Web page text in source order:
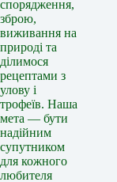
спорядження,
зброю,
виживання на
природі та
ділимося
рецептами з
улову і
трофеїв. Наша
мета — бути
надійним
супутником
для кожного
любителя